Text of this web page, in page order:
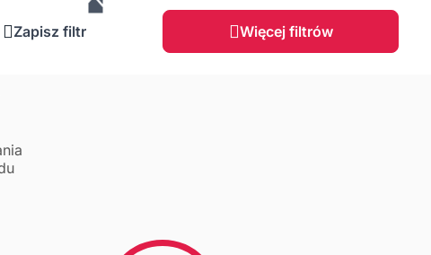
Zapisz filtr Więcej filtrów